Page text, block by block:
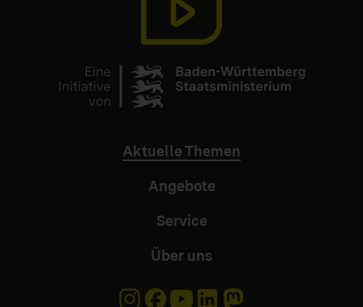
Aktuelle Themen
Angebote
Service
Über uns